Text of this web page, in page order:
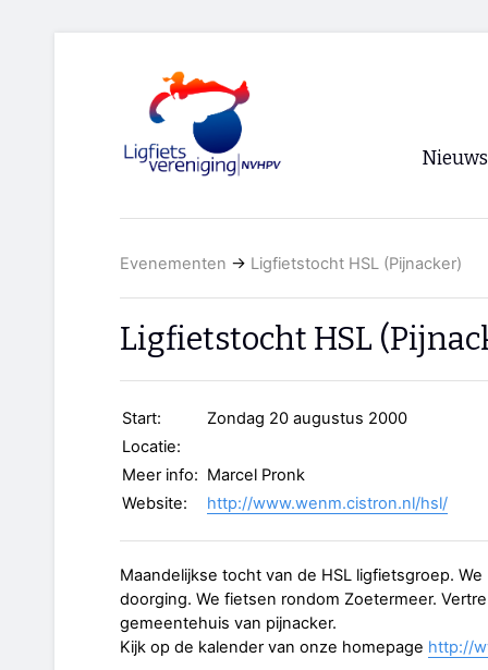
Nieuws
Evenementen → Ligfietstocht HSL (Pijnacker)
Ligfietstocht HSL
Start:
Zondag 20 augustus 2000
Locatie:
Meer info: Marcel Pronk
Website:
http://www.wenm.cistron.nl/hsl/
Maandelijkse tocht van de HSL ligfietsgroep.
doorging. We fietsen rondom Zoetermeer.
gemeentehuis van pijnacker.
Kijk op de kalender van onze homepage http://